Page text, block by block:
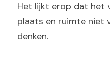
Het lijkt erop dat het
plaats en ruimte niet
denken.